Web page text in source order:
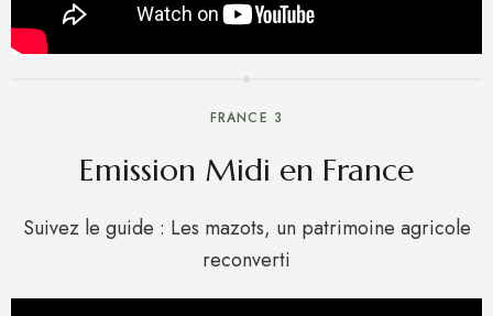
FRANCE 3
Emission Midi en France
Suivez le guide : Les mazots, un patrimoine agricole
reconverti